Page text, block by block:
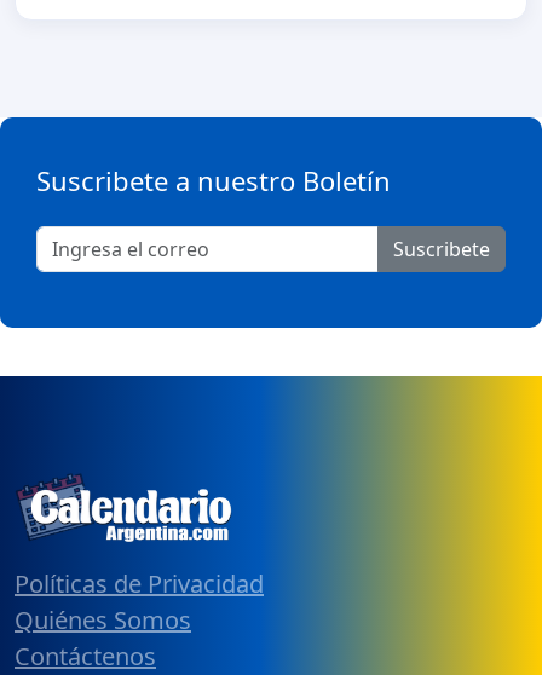
Suscribete a nuestro Boletín
Suscribete
Políticas de Privacidad
Quiénes Somos
Contáctenos